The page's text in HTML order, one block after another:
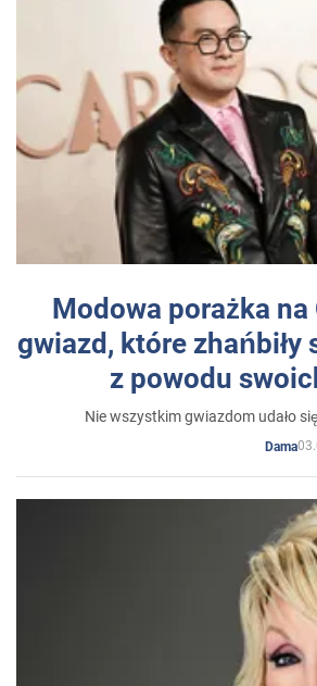
Modowa porażka
gwiazd, które zhańbiły
z powodu
Nie wszystkim gwiazdom udało
Dama